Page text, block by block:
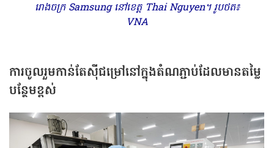
រោងចក្រ Samsung នៅខេត្ត​ Thai Nguyen។ រូបថត៖
VNA
ការចូលរួមកាន់តែស៊ីជម្រៅនៅក្នុងតំណភ្ជាប់​ដែលមានតម្លៃ
បន្ថែមខ្ពស់